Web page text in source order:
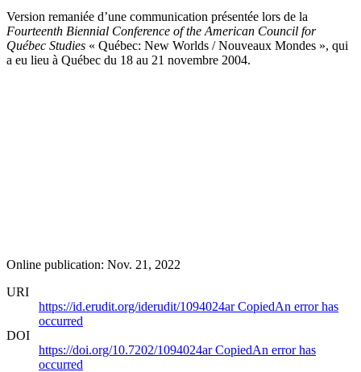
Version remaniée d’une communication présentée lors de la
Fourteenth Biennial Conference of the American Council for
Québec Studies « Québec: New Worlds / Nouveaux Mondes », qui
a eu lieu à Québec du 18 au 21 novembre 2004.
Online publication: Nov. 21, 2022
URI
https://id.erudit.org/iderudit/1094024arCopiedAn error has
occurred
DOI
https://doi.org/10.7202/1094024arCopiedAn error has
occurred